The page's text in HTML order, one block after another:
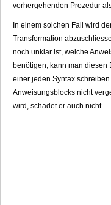
vorhergehenden Prozedur
In einem solchen Fall wird
Transformation
noch unklar ist, welche
benötigen, kann man diesen
einer jeden Syntax
Anweisungsblocks nicht
wird, schadet er auch nicht.